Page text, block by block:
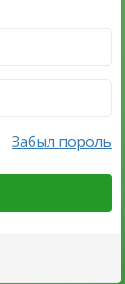
Забыл пороль